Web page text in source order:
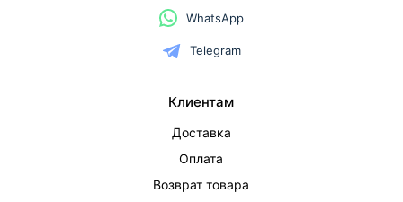
WhatsApp
Telegram
Клиентам
Доставка
Оплата
Возврат товара